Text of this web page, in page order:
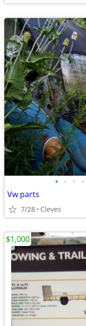
• • • •
Vw parts
7/28 Cleves
$1,000